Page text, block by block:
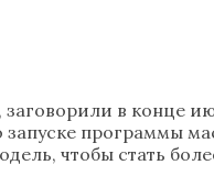
в конце
программы
чтобы стать